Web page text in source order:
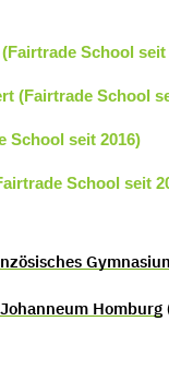
School seit
(Fairtrade School
School seit 2016)
School seit
Homburg